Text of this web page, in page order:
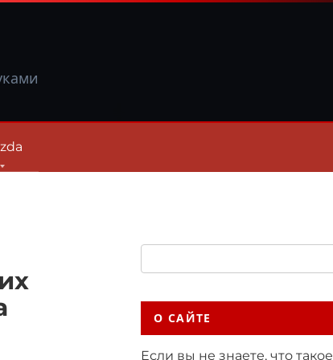
О САЙТЕ
Если вы не знаете, что такое